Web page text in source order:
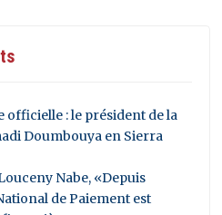
officielle : le président de la
Doumbouya en Sierra
Nabe, «Depuis
de Paiement est